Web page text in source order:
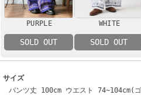
PURPLE
SOLD OUT
WHITE
SOLD OUT
サイズ
パンツ丈 100cm ウエスト